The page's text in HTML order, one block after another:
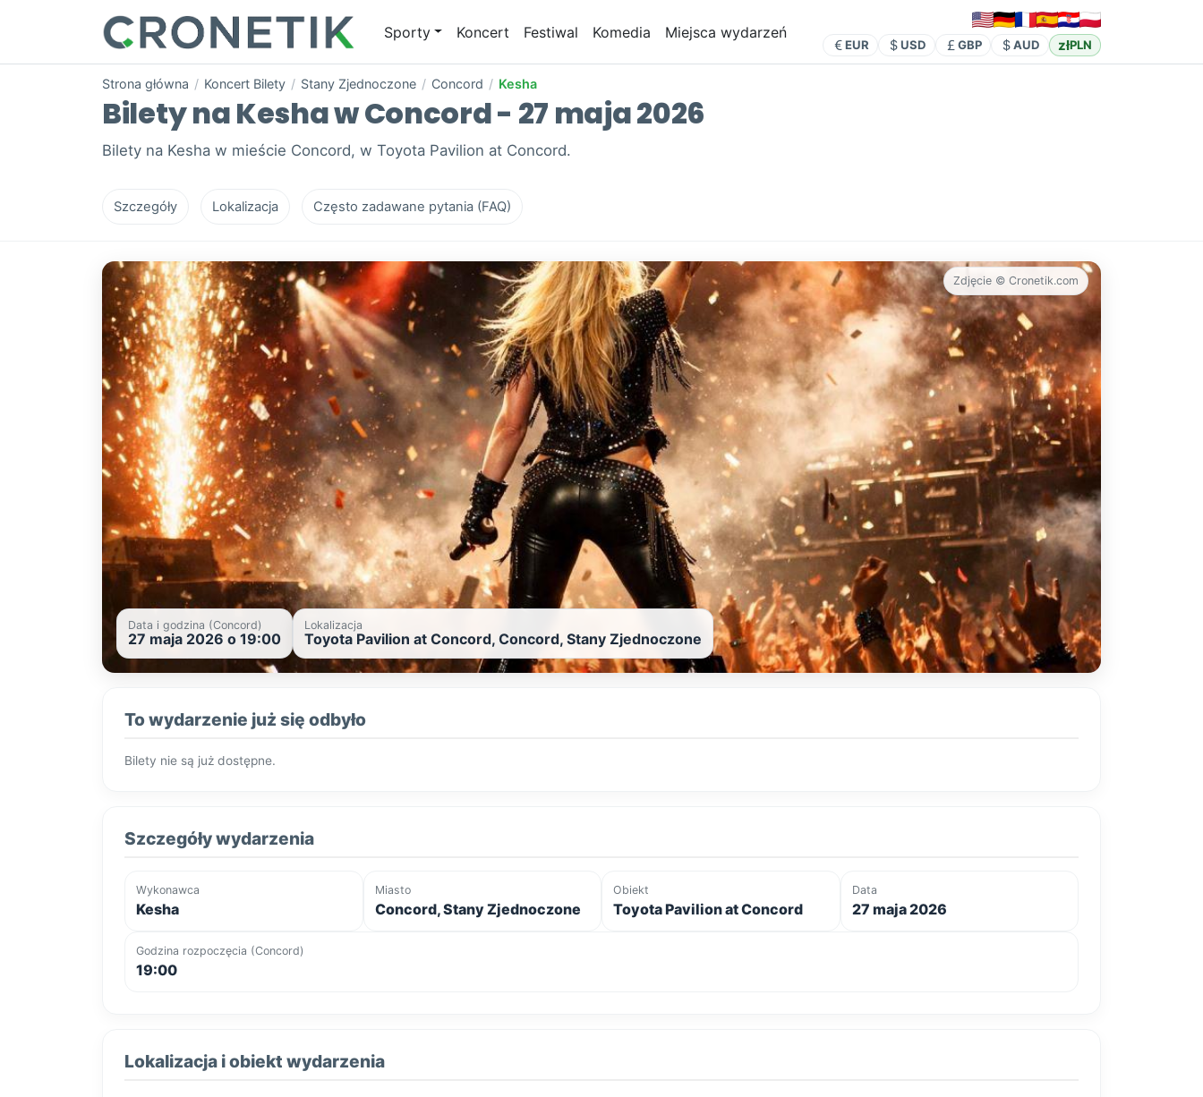
Sporty Koncert Festiwal Komedia Miejsca wydarzeń
EUR USD GBP AUD złPLN
Strona główna / Koncert Bilety / Stany Zjednoczone / Concord / Kesha
Bilety na Kesha w Concord - 27 maja 2026
Bilety na Kesha w mieście Concord, w Toyota Pavilion at Concord.
Szczegóły Lokalizacja Często zadawane pytania (FAQ)
Zdjęcie © Cronetik.com
Data i godzina (Concord)
27 maja 2026 o 19:00
Lokalizacja
Toyota Pavilion at Concord, Concord, Stany Zjednoczone
To wydarzenie już się odbyło
Bilety nie są już dostępne.
Szczegóły wydarzenia
Wykonawca
Kesha
Miasto
Concord, Stany Zjednoczone
Obiekt
Toyota Pavilion at Concord
Data
27 maja 2026
Godzina rozpoczęcia (Concord)
19:00
Lokalizacja i obiekt wydarzenia